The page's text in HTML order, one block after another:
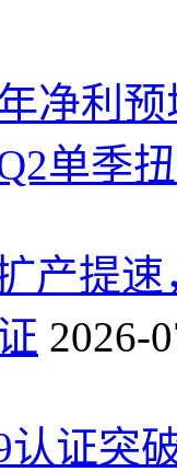
净利
单季
产提
2026-
证突